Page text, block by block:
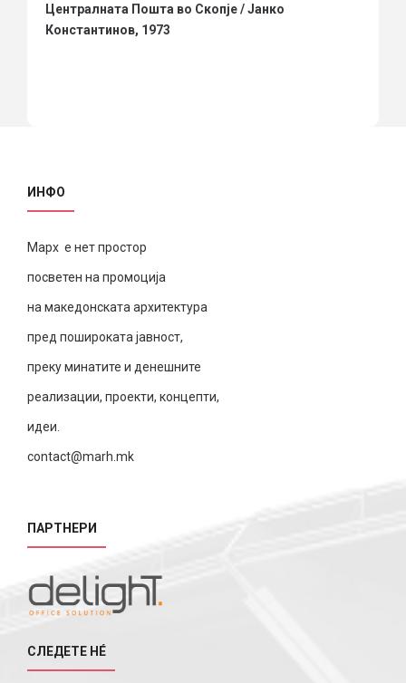
Централната Пошта во Скопје / Јанко
Константинов, 1973
ИНФО
Марх е нет простор
посветен на промоција
на македонската архитектура
пред пошироката јавност,
преку минатите и денешните
реализации, проекти, концепти,
идеи.
contact@marh.mk
ПАРТНЕРИ
СЛЕДЕТЕ НÉ